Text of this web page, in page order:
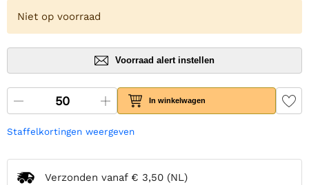
Niet op voorraad
Voorraad alert instellen
In winkelwagen
Staffelkortingen weergeven
Verzonden vanaf € 3,50 (NL)